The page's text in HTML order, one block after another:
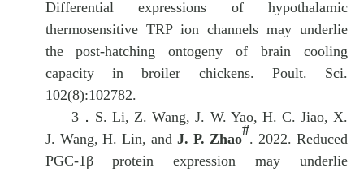
Differential expressions of hypothalamic
thermosensitive TRP ion channels may underlie
the post-hatching ontogeny of brain cooling
capacity in broiler chickens. Poult. Sci.
102(8):102782.
3． S. Li, Z. Wang, J. W. Yao, H. C. Jiao, X.
J. Wang, H. Lin, andJ. P. Zhao
#
. 2022. Reduced
PGC-1β protein expression may underlie